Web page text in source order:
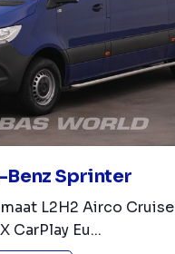
Sprinter
L2H2 Airco Cruise
CarPlay Eu...